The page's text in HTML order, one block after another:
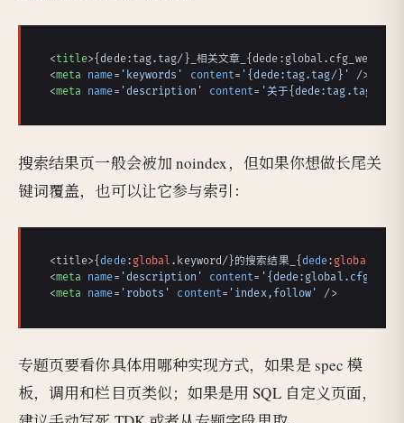
<title>{dede:tag.tag/}_相关文章
<meta name= 'keywords' content= '{dede:tag.tag/}'
/>
<meta name= 'description' content= '关于{dede:tag.tag/}的相
搜索结果页一般会被加 noindex，但如果你想做长尾关
键词覆盖，也可以让它参与索引：
<title>{dede: global . keyword/}的搜索结果_{dede: global
<meta name= 'description' content=
<meta name= 'robots' content= 'index,follow' />
专题页要看你具体用哪种实现方式，如果是 spec 模
板，调用和栏目页类似；如果是用 SQL 自定义页面，